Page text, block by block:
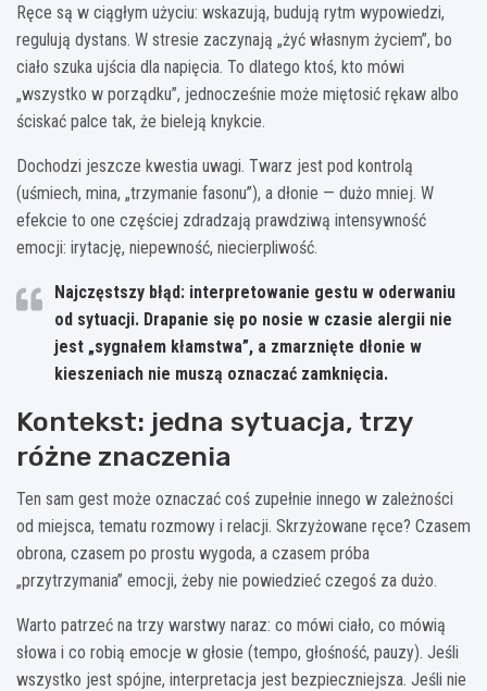
Ręce są w ciągłym użyciu: wskazują, budują rytm wypowiedzi,
regulują dystans. W stresie zaczynają „żyć własnym życiem”, bo
ciało szuka ujścia dla napięcia. To dlatego ktoś, kto mówi
„wszystko w porządku”, jednocześnie może miętosić rękaw albo
ściskać palce tak, że bieleją knykcie.
Dochodzi jeszcze kwestia uwagi. Twarz jest pod kontrolą
(uśmiech, mina, „trzymanie fasonu”), a dłonie — dużo mniej. W
efekcie to one częściej zdradzają prawdziwą intensywność
emocji: irytację, niepewność, niecierpliwość.
Najczęstszy błąd: interpretowanie gestu w oderwaniu
od sytuacji. Drapanie się po nosie w czasie alergii nie
jest „sygnałem kłamstwa”, a zmarznięte dłonie w
kieszeniach nie muszą oznaczać zamknięcia.
Kontekst: jedna sytuacja, trzy
różne znaczenia
Ten sam gest może oznaczać coś zupełnie innego w zależności
od miejsca, tematu rozmowy i relacji. Skrzyżowane ręce? Czasem
obrona, czasem po prostu wygoda, a czasem próba
„przytrzymania” emocji, żeby nie powiedzieć czegoś za dużo.
Warto patrzeć na trzy warstwy naraz: co mówi ciało, co mówią
słowa i co robią emocje w głosie (tempo, głośność, pauzy). Jeśli
wszystko jest spójne, interpretacja jest bezpieczniejsza. Jeśli nie